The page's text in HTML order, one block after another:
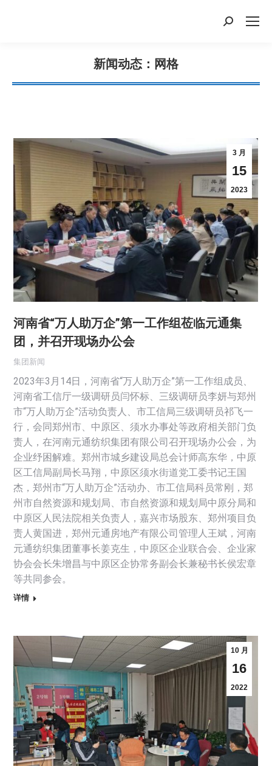
搜
新闻动态：网格
您在这里：
3 月
15
2023
河南省“万人助万企”第一工作组莅临元通集
团，并召开现场办公会
集团新闻
2023年3月14日，河南省“万人助万企”第一工作组成员、
河南省工信厅一级调研员闫怀标、三级调研员李妍与郑州
市“万人助万企”活动负责人、市工信局三级调研员祁飞一
行，会同郑州市、中原区、须水办事处等政府相关部门负
责人，在河南元通纺织集团有限公司召开现场办公会，为
企业纾困解难。郑州市城乡建设局总会计师高东华，中原
区工信局副局长马翔，中原区须水街道党工委书记王国
杰，郑州市“万人助万企”活动办、市工信局科员常刚，郑
州市自然资源和规划局、市自然资源和规划局中原分局和
中原区人民法院相关负责人，嘉兴市场股东、郑州项目负
责人黄国进，郑州元通房地产有限公司管理人王斌，河南
元通纺织集团董事长姜克生，中原区企业联合会、企业家
协会会长朱增昌与中原区企协常务副会长兼秘书长侯宏章
等共同参会。
详情
10 月
16
2022